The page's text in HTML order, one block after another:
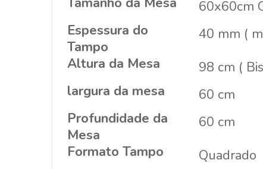
60x60cm
Espessura do
Tampo
40 mm (
Altura da Mesa
98 cm (
largura da mesa
60 cm
Profundidade da
Mesa
60 cm
Formato Tampo
Quadrado